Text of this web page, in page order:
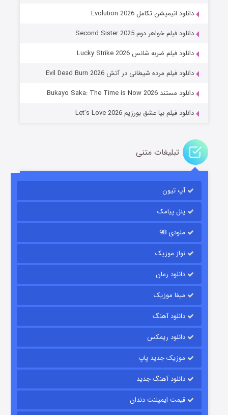
جادوگری در مغولستان
باب اسفنجی فصل ۱۷
قسمت۶ (زیرنویس) منتشر شد
قسمت۱۵ (دوبله) منتشر شد
دانلود انیمیشن تکامل Evolution 2026
دانلود فیلم خواهر دوم Second Sister 2025
دانلود فیلم ضربه شانس Lucky Strike 2026
دانلود فیلم مرده شیطانی در آتش Evil Dead Burn 2026
دانلود مستند Bukayo Saka: The Time is Now 2026
دانلود فیلم بیا عشق بورزیم Let’s Love 2026
تبلیغات متنی
آپ تیون
پنل پیامک
ملودی 98
نواز موزیک
دانلود رمان
میفا موزیک
دانلود آهنگ
دانلود ریمکس
موزیک جدید پاپ
دانلود آهنگ جدید
قیمت ایمپلنت دندان